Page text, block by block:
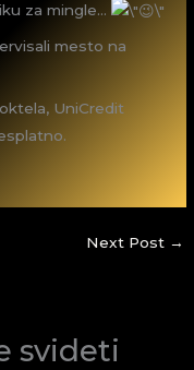
za mingle…
mesto na
UniCredit
Next Post →
svideti